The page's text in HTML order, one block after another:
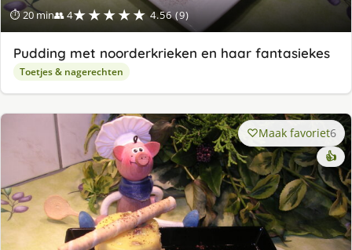
⏱ 20 min👥 4★★★★★ 4.56 (9)
Pudding met noorderkrieken en haar fantasiekes
Toetjes & nagerechten
Maak favoriet6
👍